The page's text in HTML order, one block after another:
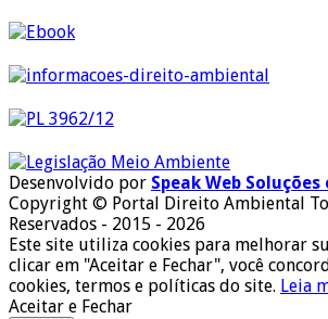
Desenvolvido por Speak Web
Copyright © Portal Direito Ambiental
Reservados - 2015 - 2026
Este site utiliza cookies para melhorar
clicar em "Aceitar e Fechar", você
cookies, termos e políticas do site. Leia
Aceitar e Fechar